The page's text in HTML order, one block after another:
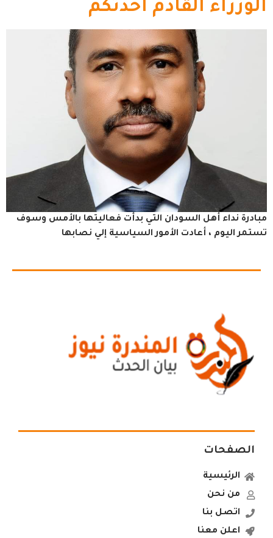
الوزراء القادم أحدثكم
مبادرة نداء أهل السودان التي بدأت فعاليتها بالأمس وسوف
تستمر اليوم ، أعادت الأمور السياسية إلي نصابها
الصفحات
الرئيسية
من نحن
اتصل بنا
اعلن معنا